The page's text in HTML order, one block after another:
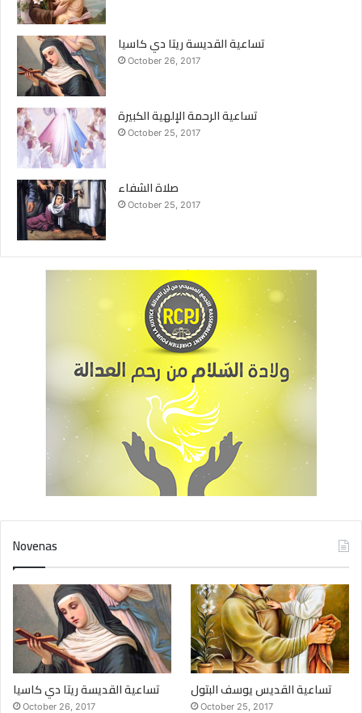
تساعية القديسة ريتا دي كاسيا
October 26, 2017
تساعية الرحمة الإلهية الكبيرة
October 25, 2017
صلاة الشفاء
October 25, 2017
Novenas
تساعية القديسة ريتا دي كاسيا
October 26, 2017
تساعية القديس يوسف البتول
October 25, 2017